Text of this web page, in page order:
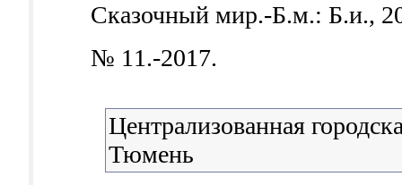
Сказочный мир.-Б.м.: Б.и.,
№ 11.-2017.
Централизованная
Тюмень